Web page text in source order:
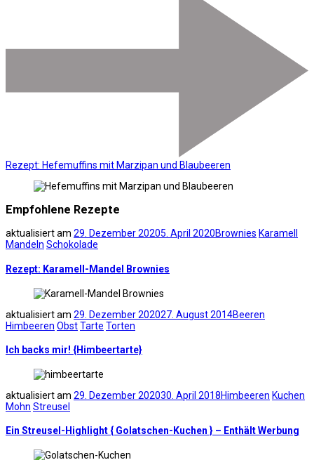
Rezept: Hefemuffins mit Marzipan und Blaubeeren
Empfohlene Rezepte
aktualisiert am 29. Dezember 20205. April 2020Brownies Karamell
Mandeln Schokolade
Rezept: Karamell-Mandel Brownies
aktualisiert am 29. Dezember 202027. August 2014Beeren
Himbeeren ObstTarte Torten
Ich backs mir! {Himbeertarte}
aktualisiert am 29. Dezember 202030. April 2018Himbeeren Kuchen
Mohn Streusel
Ein Streusel-Highlight { Golatschen-Kuchen } – Enthält Werbung